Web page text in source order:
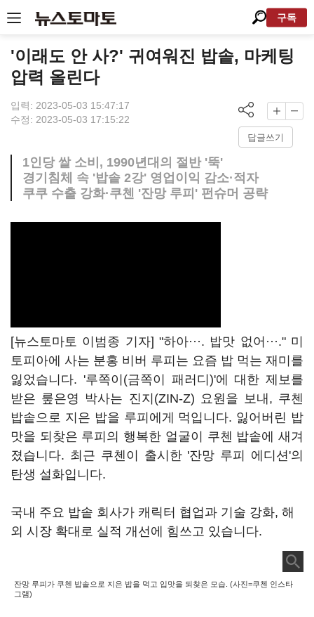
구독
'이래도 안 사?' 귀여워진 밥솥, 마케팅
압력 올린다
입력: 2023-05-03 15:47:17
수정: 2023-05-03 17:15:22
답글쓰기
1인당 쌀 소비, 1990년대의 절반 '뚝'
경기침체 속 '밥솥 2강' 영업이익 감소·적자
쿠쿠 수출 강화·쿠첸 '잔망 루피' 펀슈머 공략
[뉴스토마토 이범종 기자] "하아···. 밥맛 없어···." 미
토피아에 사는 분홍 비버 루피는 요즘 밥 먹는 재미를
잃었습니다. '루쪽이(금쪽이 패러디)'에 대한 제보를
받은 뤂은영 박사는 진지(ZIN-Z) 요원을 보내, 쿠첸
밥솥으로 지은 밥을 루피에게 먹입니다. 잃어버린 밥
맛을 되찾은 루피의 행복한 얼굴이 쿠첸 밥솥에 새겨
졌습니다. 최근 쿠첸이 출시한 '잔망 루피 에디션'의
탄생 설화입니다.
국내 주요 밥솥 회사가 캐릭터 협업과 기술 강화, 해
외 시장 확대로 실적 개선에 힘쓰고 있습니다.
잔망 루피가 쿠첸 밥솥으로 지은 밥을 먹고 입맛을 되찾은 모습. (사진=쿠첸 인스타
그램)